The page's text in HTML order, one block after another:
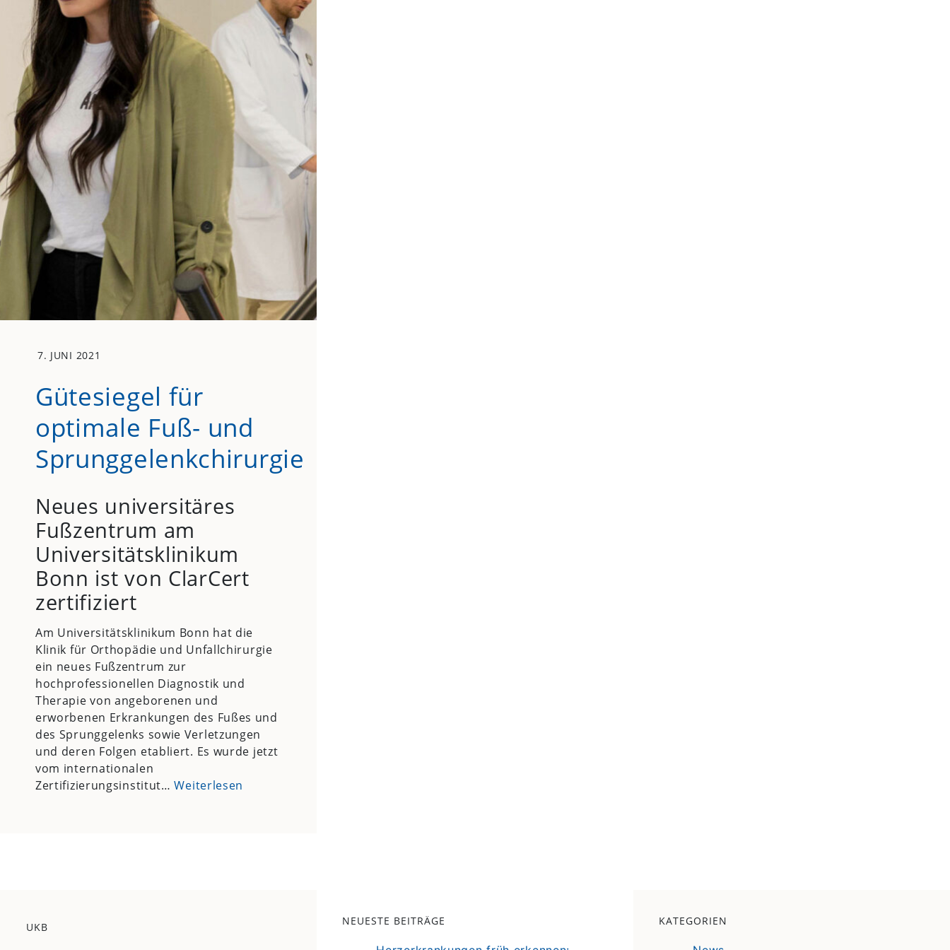
7. JUNI 2021
Gütesiegel für
optimale Fuß- und
Sprunggelenkchirurgie
Neues universitäres
Fußzentrum am
Universitätsklinikum
Bonn ist von ClarCert
zertifiziert
Am Universitätsklinikum Bonn hat die
Klinik für Orthopädie und Unfallchirurgie
ein neues Fußzentrum zur
hochprofessionellen Diagnostik und
Therapie von angeborenen und
erworbenen Erkrankungen des Fußes und
des Sprunggelenks sowie Verletzungen
und deren Folgen etabliert. Es wurde jetzt
vom internationalen
Zertifizierungsinstitut…Weiterlesen
UKB NEUESTE BEITRÄGE KATEGORIEN